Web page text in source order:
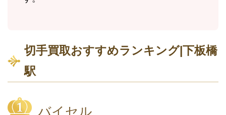
切手買取おすすめランキング|下板橋
駅
バイセル